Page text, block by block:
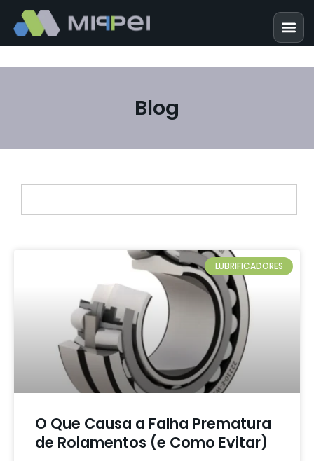
Blog
LUBRIFICADORES
O Que Causa a Falha Prematura
de Rolamentos (e Como Evitar)